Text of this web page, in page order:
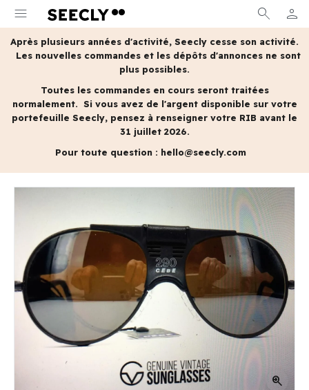
menu search person
MON
Après plusieurs années d'activité, Seecly cesse son activité.
Les nouvelles commandes et les dépôts d'annonces ne sont
plus possibles.
Toutes les commandes en cours seront traitées
normalement. Si vous avez de l'argent disponible sur votre
portefeuille Seecly, pensez à renseigner votre RIB avant le
31 juillet 2026.
Pour toute question : hello@seecly.com
zoom_in